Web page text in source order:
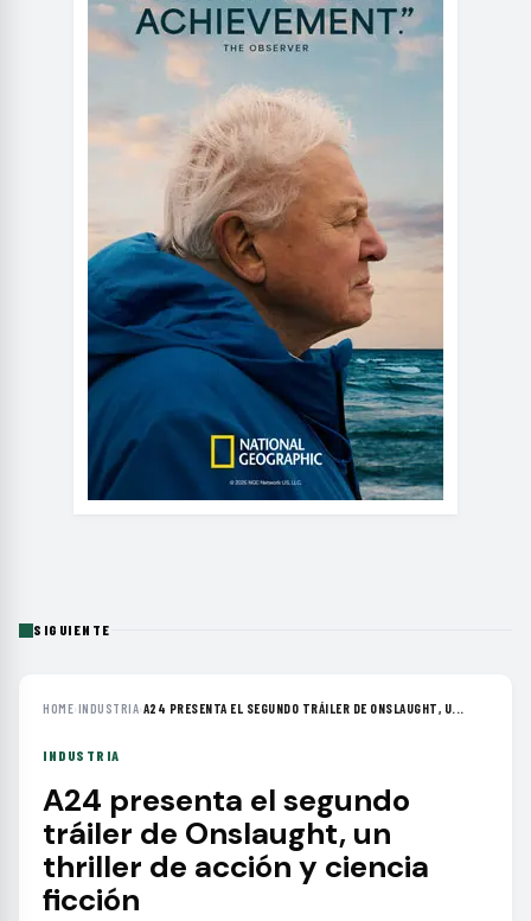
SIGUIENTE
HOME›INDUSTRIA›A24 PRESENTA EL SEGUNDO TRÁILER DE ONSLAUGHT, U...
INDUSTRIA
A24 presenta el segundo
tráiler de Onslaught, un
thriller de acción y ciencia
ficción